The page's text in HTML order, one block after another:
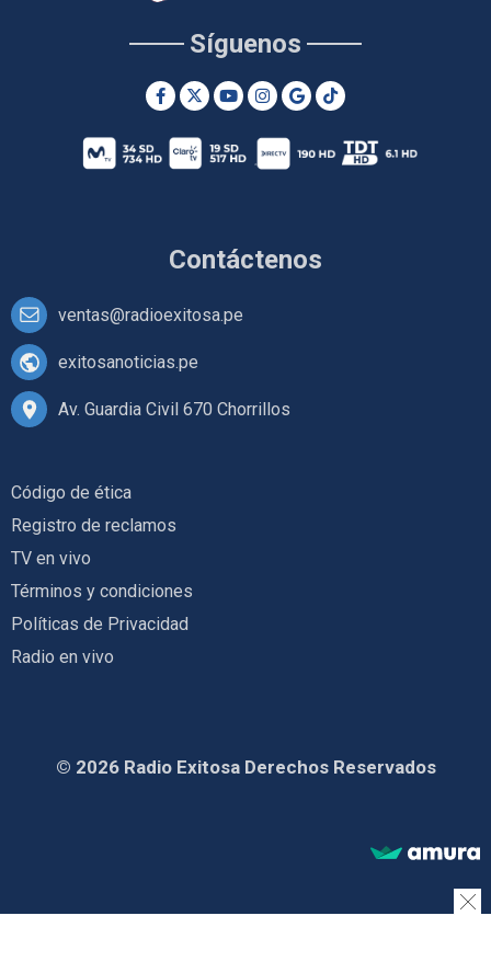
Contáctenos
ventas@radioexitosa.pe
exitosanoticias.pe
Av. Guardia Civil 670 Chorrillos
Síguenos
Código de ética
Registro de reclamos
TV en vivo
Términos y condiciones
Políticas de Privacidad
Radio en vivo
© 2026 Radio Exitosa Derechos Reservados